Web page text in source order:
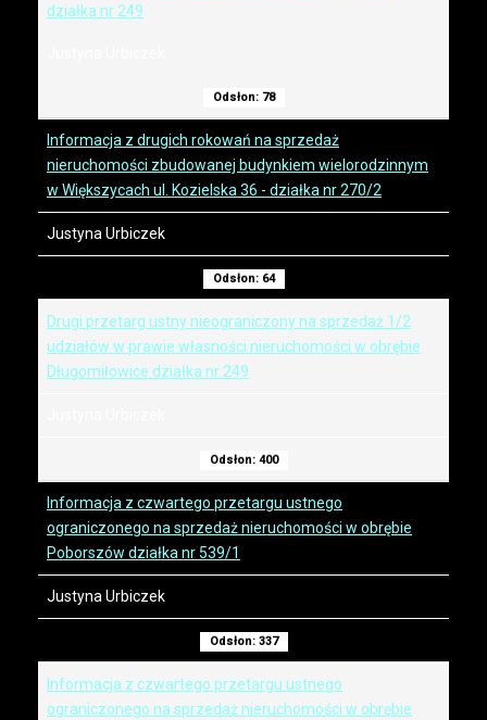
działka nr 249
Odsłon: 78
Informacja z drugich rokowań na sprzedaż
nieruchomości zbudowanej budynkiem wielorodzinnym
w Większycach ul. Kozielska 36 - działka nr 270/2
Justyna Urbiczek
Odsłon: 64
Drugi przetarg ustny nieograniczony na sprzedaż 1/2
udziałów w prawie własności nieruchomości w obrębie
Długomiłowice działka nr 249
Odsłon: 400
Informacja z czwartego przetargu ustnego
ograniczonego na sprzedaż nieruchomości w obrębie
Poborszów działka nr 539/1
Justyna Urbiczek
Odsłon: 337
Informacja z czwartego przetargu ustnego
ograniczonego na sprzedaż nieruchomości w obrębie